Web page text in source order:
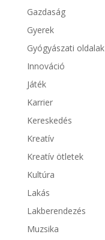
Gazdaság
Gyerek
Gyógyászati oldalak
Innováció
Játék
Karrier
Kereskedés
Kreatív
Kreatív ötletek
Kultúra
Lakás
Lakberendezés
Muzsika